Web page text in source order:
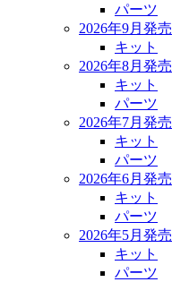
パーツ
2026年9月発売
キット
2026年8月発売
キット
パーツ
2026年7月発売
キット
パーツ
2026年6月発売
キット
パーツ
2026年5月発売
キット
パーツ